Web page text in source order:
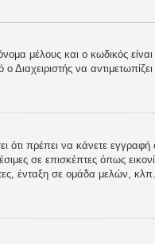
μέλους και ο κωδικός
Διαχειριστής να
ότι πρέπει να κάνετε
σε επισκέπτες όπως
ένταξη σε ομάδα μελών, κλπ.